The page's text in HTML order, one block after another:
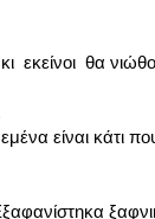
εκείνοι θα
είναι κάτι